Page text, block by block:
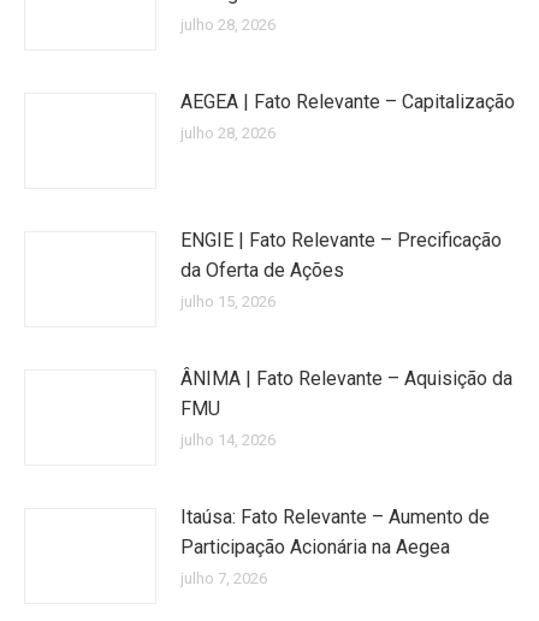
julho 28, 2026
AEGEA | Fato Relevante – Capitalização
julho 28, 2026
ENGIE | Fato Relevante – Precificação
da Oferta de Ações
julho 15, 2026
ÂNIMA | Fato Relevante – Aquisição da
FMU
julho 14, 2026
Itaúsa: Fato Relevante – Aumento de
Participação Acionária na Aegea
julho 7, 2026